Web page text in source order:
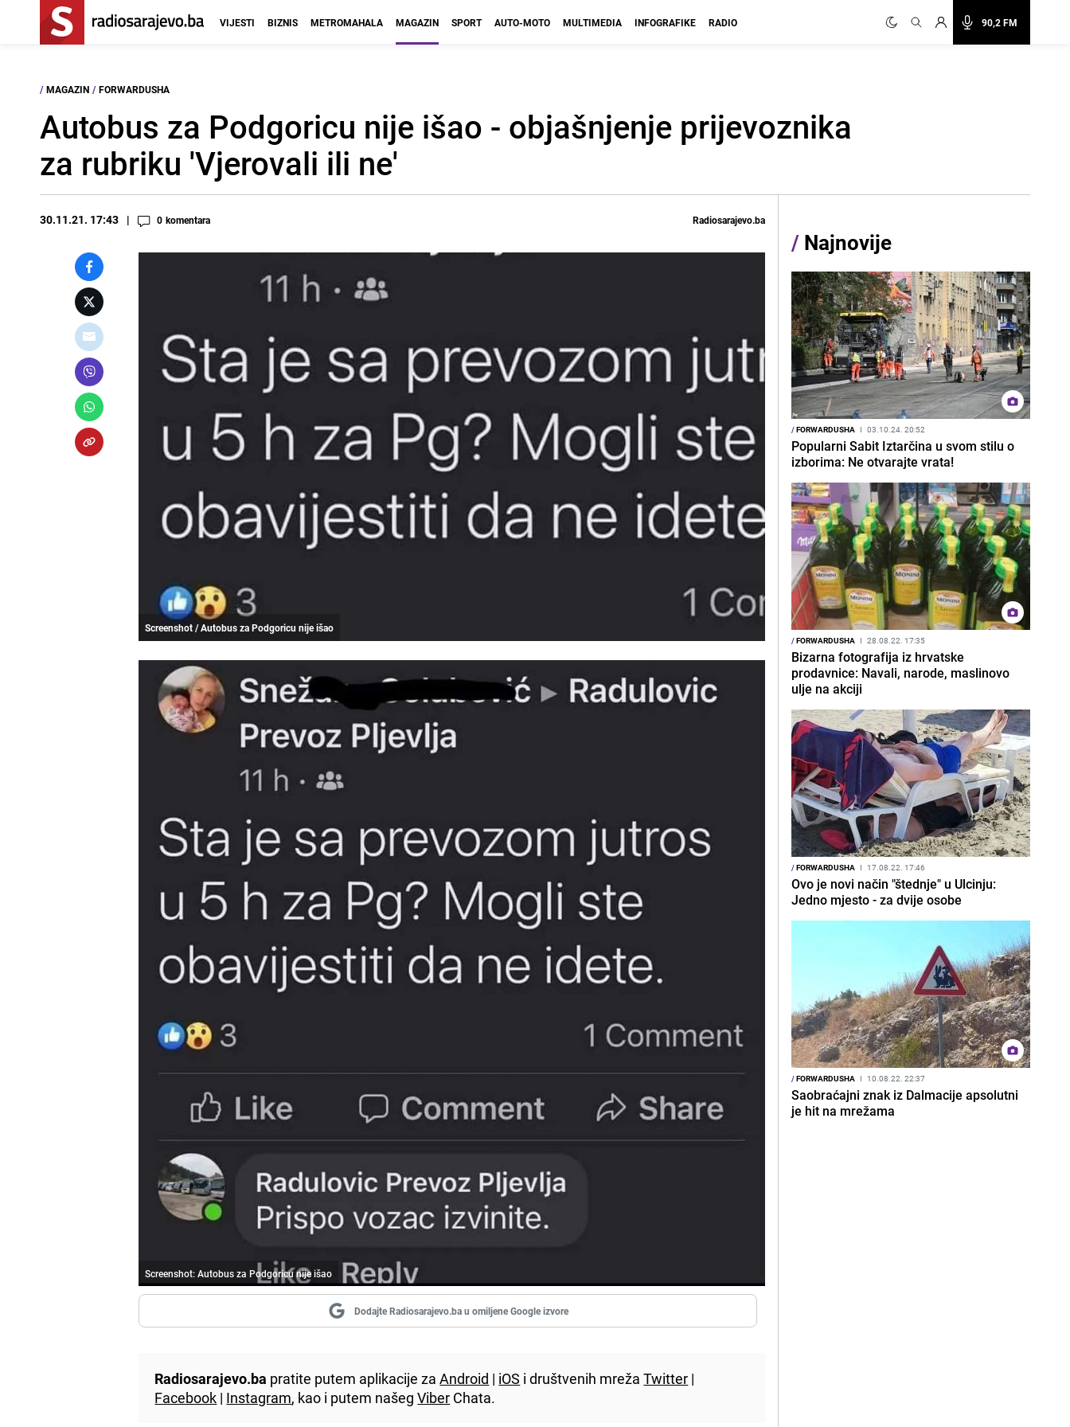
90,2 FM
VIJESTI BIZNIS METROMAHALA MAGAZIN SPORT AUTO-MOTO MULTIMEDIA INFOGRAFIKE RADIO
/ MAGAZIN / FORWARDUSHA
Autobus za Podgoricu nije išao - objašnjenje prijevoznika
za rubriku 'Vjerovali ili ne'
30.11.21. 17:43 0 komentara Radiosarajevo.ba
Screenshot / Autobus za Podgoricu nije išao
Screenshot: Autobus za Podgoricu nije išao
Dodajte Radiosarajevo.ba u omiljene Google izvore
Radiosarajevo.ba pratite putem aplikacije zaAndroid | iOS i društvenih mrežaTwitter |
Facebook | Instagram, kao i putem našegViber Chata.
/ Najnovije
/FORWARDUSHA I 03.10.24. 20:52
Popularni Sabit Iztarčina u svom stilu o
izborima: Ne otvarajte vrata!
/FORWARDUSHA I 28.08.22. 17:35
Bizarna fotografija iz hrvatske
prodavnice: Navali, narode, maslinovo
ulje na akciji
/FORWARDUSHA I 17.08.22. 17:46
Ovo je novi način "štednje" u Ulcinju:
Jedno mjesto - za dvije osobe
/FORWARDUSHA I 10.08.22. 22:37
Saobraćajni znak iz Dalmacije apsolutni
je hit na mrežama